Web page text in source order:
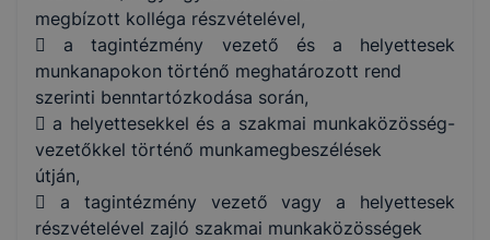
megbízott kolléga részvételével,
 a tagintézmény vezető és a helyettesek
munkanapokon történő meghatározott rend
szerinti benntartózkodása során,
 a helyettesekkel és a szakmai munkaközösség-
vezetőkkel történő munkamegbeszélések
útján,
 a tagintézmény vezető vagy a helyettesek
részvételével zajló szakmai munkaközösségek